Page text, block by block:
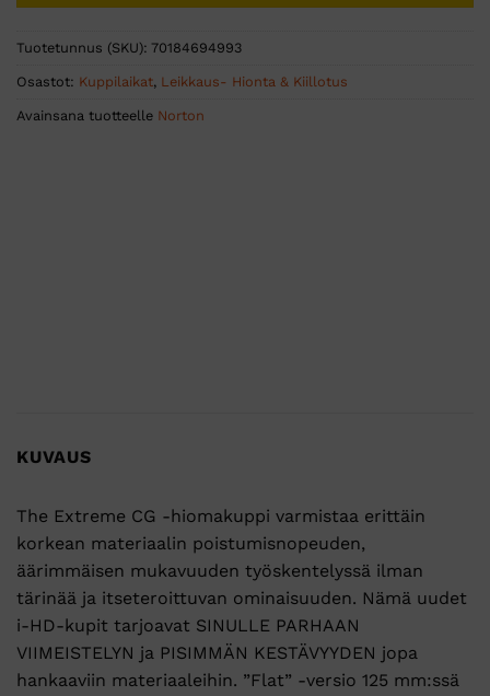
Tuotetunnus (SKU): 70184694993
Osastot: Kuppilaikat, Leikkaus- Hionta & Kiillotus
Avainsana tuotteelle Norton
KUVAUS
The Extreme CG -hiomakuppi varmistaa erittäin
korkean materiaalin poistumisnopeuden,
äärimmäisen mukavuuden työskentelyssä ilman
tärinää ja itseteroittuvan ominaisuuden. Nämä uudet
i-HD-kupit tarjoavat SINULLE PARHAAN
VIIMEISTELYN ja PISIMMÄN KESTÄVYYDEN jopa
hankaaviin materiaaleihin. ”Flat” -versio 125 mm:ssä